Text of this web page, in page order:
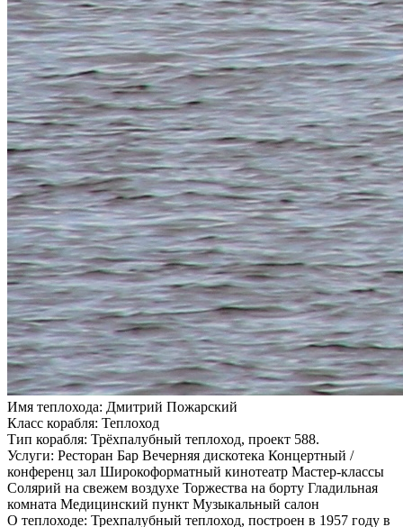
Имя теплохода: Дмитрий Пожарский
Класс корабля: Теплоход
Тип корабля: Трёхпалубный теплоход, проект 588.
Услуги: Ресторан Бар Вечерняя дискотека Концертный /
конференц зал Широкоформатный кинотеатр Мастер-классы
Солярий на свежем воздухе Торжества на борту Гладильная
комната Медицинский пункт Музыкальный салон
О теплоходе: Трехпалубный теплоход, построен в 1957 году в